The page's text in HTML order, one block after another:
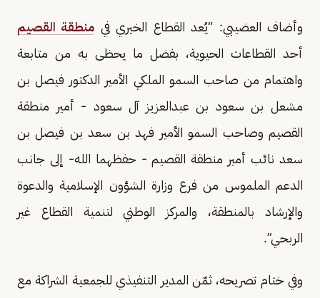
وأضاف العضيبي: “يُعد القطاع الخيري في منطقة القصيم
أحد القطاعات الحيوية، بفضل ما يحظى به من متابعة
واهتمام من صاحب السمو الملكي الأمير الدكتور فيصل بن
مشعل بن سعود بن عبدالعزيز آل سعود - أمير منطقة
القصيم وصاحب السمو الأمير فهد بن سعد بن فيصل بن
سعد نائب أمير منطقة القصيم - حفظهما الله- إلى جانب
الدعم الملموس من فرع وزارة الشؤون الإسلامية والدعوة
والإرشاد بالمنطقة، والمركز الوطني لتنمية القطاع غير
الربحي”.
وفي ختام تصريحه، ثمّن المدير التنفيذي للجمعية الشراكة مع